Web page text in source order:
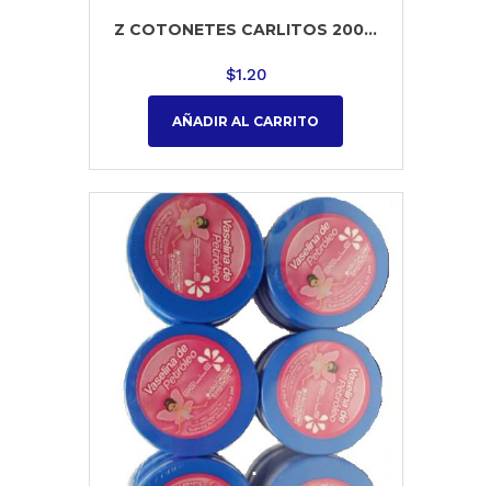
Z COTONETES CARLITOS 200...
$1.20
AÑADIR AL CARRITO